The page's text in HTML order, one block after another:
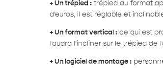
+ Un trépied :trépied au format
d’euros, il est réglable et
+ Un format vertical :ce qui est
faudra l’incliner sur le trépied de
+ Un logiciel de montage :